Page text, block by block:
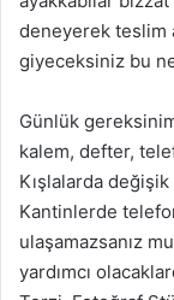
deneyerek teslim
giyeceksiniz bu
Günlük
kalem, defter,
Kışlalarda
Kantinlerde
ulaşamazsanız
yardımcı